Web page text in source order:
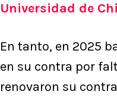
Universidad de
En tanto, en 2025
en su contra por
renovaron su